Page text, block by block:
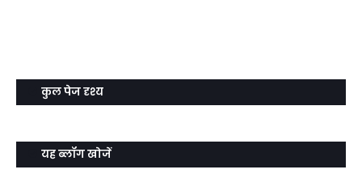
कुल पेज दृश्य
यह ब्लॉग खोजें